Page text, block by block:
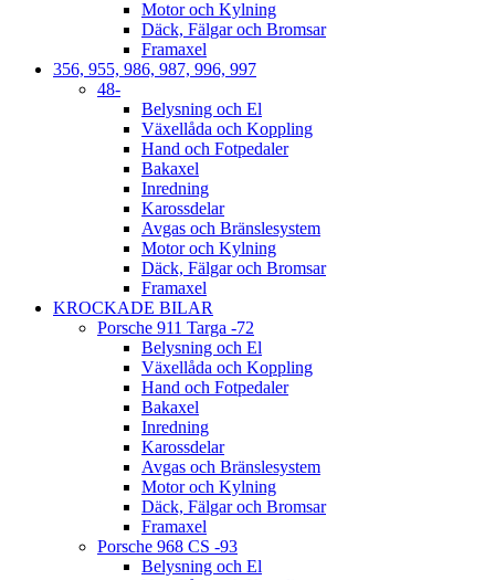
Motor och Kylning
Däck, Fälgar och Bromsar
Framaxel
356, 955, 986, 987, 996, 997
48-
Belysning och El
Växellåda och Koppling
Hand och Fotpedaler
Bakaxel
Inredning
Karossdelar
Avgas och Bränslesystem
Motor och Kylning
Däck, Fälgar och Bromsar
Framaxel
KROCKADE BILAR
Porsche 911 Targa -72
Belysning och El
Växellåda och Koppling
Hand och Fotpedaler
Bakaxel
Inredning
Karossdelar
Avgas och Bränslesystem
Motor och Kylning
Däck, Fälgar och Bromsar
Framaxel
Porsche 968 CS -93
Belysning och El